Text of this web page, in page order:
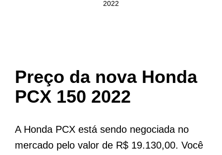
2022
Preço da nova Honda
PCX 150 2022
A Honda PCX está sendo negociada no
mercado pelo valor de R$ 19.130,00. Você